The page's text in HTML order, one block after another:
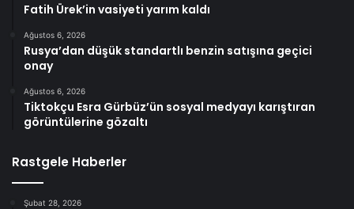
Fatih Ürek’in vasiyeti yarım kaldı
Ağustos 6, 2026
Rusya’dan düşük standartlı benzin satışına geçici
onay
Ağustos 6, 2026
Tiktokçu Esra Gürbüz’ün sosyal medyayı karıştıran
görüntülerine gözaltı
Rastgele Haberler
Şubat 28, 2026